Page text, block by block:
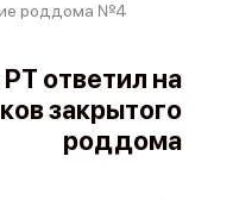
роддома №4
ответил на
закрытого
роддома